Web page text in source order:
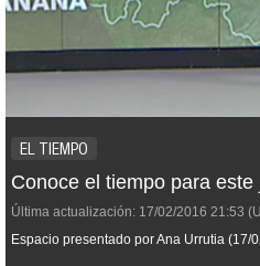
EL TIEMPO
Conoce el tiempo para este
Última actualización: 17/02/2016 21:53
Espacio presentado por Ana Urrutia (17/